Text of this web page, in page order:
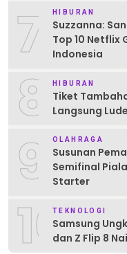
7 HIBURAN
Suzzanna:
Top 10 Netflix
Indonesia
8 HIBURAN
Tiket
Langsung
9 OLAHRAGA
Susunan
Semifinal
Starter
10TEKNOLOGI
Samsung
dan Z Flip 8